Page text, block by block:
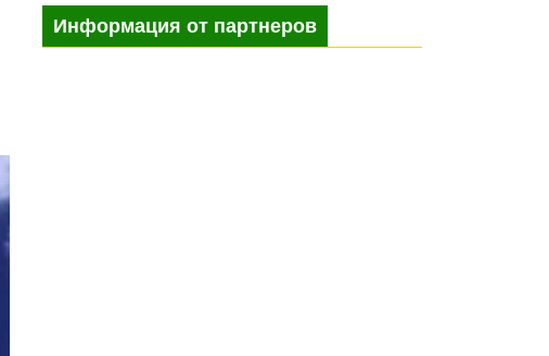
Информация от партнеров